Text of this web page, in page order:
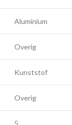
Aluminium
Overig
Kunststof
Overig
5